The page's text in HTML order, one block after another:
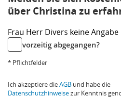
über Christina zu
Frau Herr Divers keine Angabe
vorzeitig abgegangen?
* Pflichtfelder
Ich akzeptiere dieAGB und habe die
Datenschutzhinweisezur Kenntnis